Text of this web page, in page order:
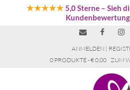
★★★★★5,0 Sterne– Sieh
ANMELDEN |
0 PRODUKTE - € 0,00 ZUM